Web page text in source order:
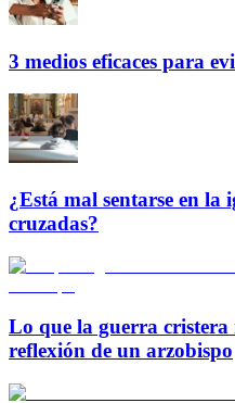
3 medios eficaces para
¿Está mal sentarse en la
cruzadas?
Lo que la guerra cristera
reflexión de un arzobispo